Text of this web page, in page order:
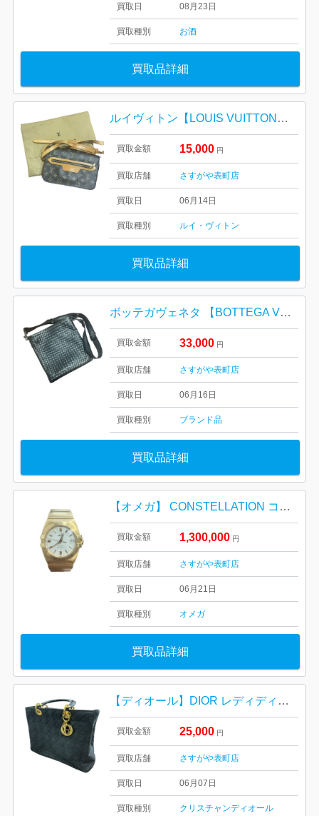
買取日 08月23日
買取種別 お酒
買取品詳細
ルイヴィトン【LOUIS VUITTON】サンジェルマン
買取金額 15,000 円
買取店舗 さすがや表町店
買取日 06月14日
買取種別 ルイ・ヴィトン
買取品詳細
ボッテガヴェネタ 【BOTTEGA VENETA】 イントレチャート ショルダーバッグ
買取金額 33,000 円
買取店舗 さすがや表町店
買取日 06月16日
買取種別 ブランド品
買取品詳細
【オメガ】 CONSTELLATION コンステレーション 38MM イエローゴールド
買取金額 1,300,000 円
買取店舗 さすがや表町店
買取日 06月21日
買取種別 オメガ
買取品詳細
【ディオール】DIOR レディディオール
買取金額 25,000 円
買取店舗 さすがや表町店
買取日 06月07日
買取種別 クリスチャンディオール